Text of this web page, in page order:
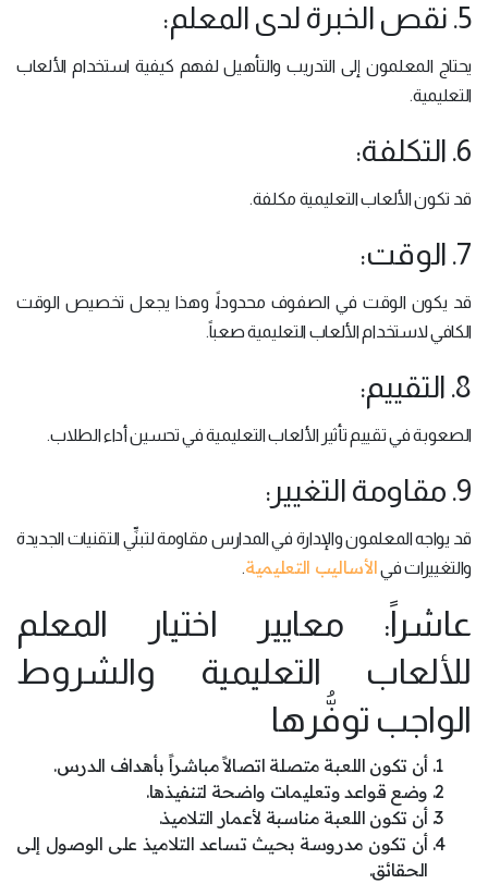
5. نقص الخبرة لدى المعلم:
يحتاج المعلمون إلى التدريب والتأهيل لفهم كيفية استخدام الألعاب
التعليمية.
6. التكلفة:
قد تكون الألعاب التعليمية مكلفة.
7. الوقت:
قد يكون الوقت في الصفوف محدوداً، وهذا يجعل تخصيص الوقت
الكافي لاستخدام الألعاب التعليمية صعباً.
8. التقييم:
الصعوبة في تقييم تأثير الألعاب التعليمية في تحسين أداء الطلاب.
9. مقاومة التغيير:
قد يواجه المعلمون والإدارة في المدارس مقاومة لتبنِّي التقنيات الجديدة
والتغييرات فيالأساليب التعليمية.
عاشراً: معايير اختيار المعلم
للألعاب التعليمية والشروط
الواجب توفُّرها
أن تكون اللعبة متصلة اتصالاً مباشراً بأهداف الدرس.
وضع قواعد وتعليمات واضحة لتنفيذها.
أن تكون اللعبة مناسبة لأعمار التلاميذ.
أن تكون مدروسة بحيث تساعد التلاميذ على الوصول إلى
الحقائق.